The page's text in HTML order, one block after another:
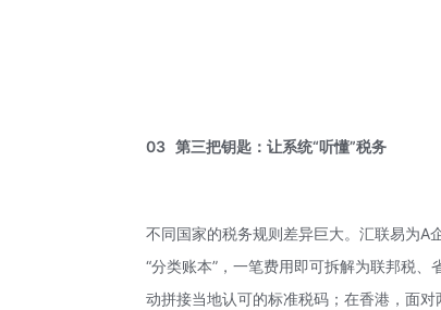
03第三把钥匙：让系统“听懂”税务
不同国家的税务规则差异巨大。汇联易为A
“分类账本”，一笔费用即可拆解为联邦税
动拼接当地认可的标准税码；在香港，面